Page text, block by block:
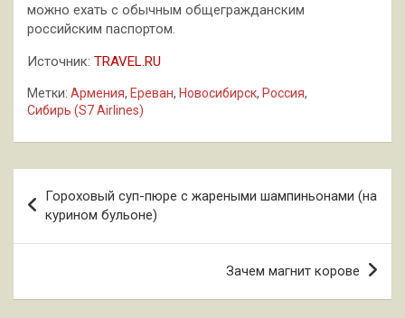
можно ехать с обычным общегражданским
российским паспортом.
Источник: TRAVEL.RU
Метки: Армения, Ереван, Новосибирск, Россия,
Сибирь (S7 Airlines)
по
записям
Гороховый суп-пюре с жареными шампиньонами (на
курином бульоне)
Зачем магнит корове